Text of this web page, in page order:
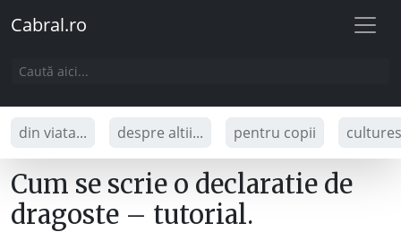
Cabral.ro
din viata... despre altii... pentru copii
Cum se scrie o declaratie de
dragoste – tutorial.